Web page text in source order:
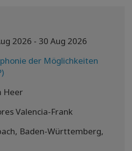
2026 - 30 Aug 2026
der Möglichkeiten
Heer
Valencia-Frank
Baden-Württemberg,